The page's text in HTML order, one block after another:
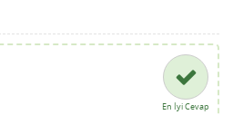
En İyi Cevap